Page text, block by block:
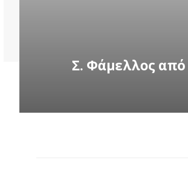
Σ. Φάμελλος από